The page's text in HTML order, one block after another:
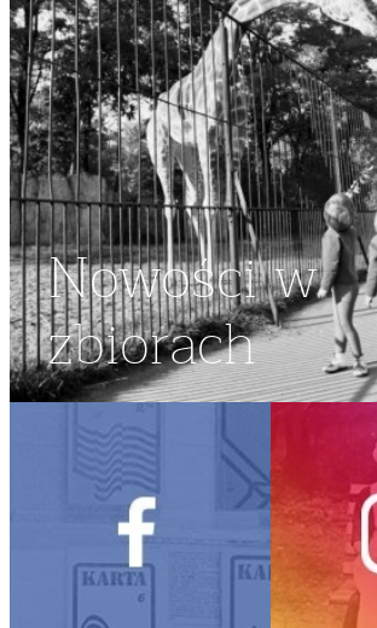
Nowości w
zbiorach